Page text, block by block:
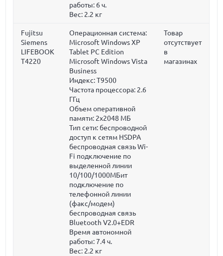
работы: 6 ч.
Вес: 2.2 кг
Fujitsu
Siemens
LIFEBOOK
T4220
Операционная система:
Microsoft Windows XP
Tablet PC Edition
Microsoft Windows Vista
Business
Индекс: T9500
Частота процессора: 2.6
ГГц
Объем оперативной
памяти: 2x2048 МБ
Тип сети: беспроводной
доступ к сетям HSDPA
беспроводная связь Wi-
Fi подключение по
выделенной линии
10/100/1000МБит
подключение по
телефонной линии
(факс/модем)
беспроводная связь
Bluetooth V2.0+EDR
Время автономной
работы:7.4 ч.
Вес: 2.2 кг
Товар
отсутствует
в
магазинах